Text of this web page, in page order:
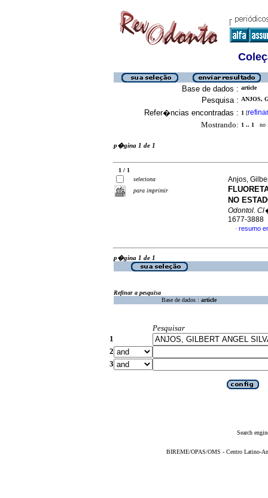
Base de dados : article
Pesquisa : ANJOS,
Refer�ncias encontradas : 1 [refinar
Mostrando: 1 .. 1 no
p�gina 1 de 1
1 / 1
seleciona
para imprimir
Anjos,
NO
Odontol.
1677-3888
· resumo
p�gina 1 de 1
Refinar a pesquisa
Base de dados : article
Pesquisar
1
2
3
Search
BIREME/OPAS/OMS - Centro Latino-